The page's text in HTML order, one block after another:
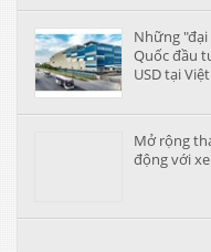
Những
Quốc đầu
USD tại
Mở rộng
động với